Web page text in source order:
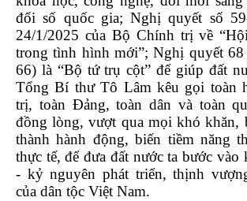
đổi số quốc gia; Nghị quyết số
24/1/2025 của Bộ Chính trị về
trong tình hình mới”; Nghị quyết
66) là “Bộ tứ trụ cột” để giúp đất
Tổng Bí thư Tô Lâm kêu gọi toàn
trị, toàn Đảng, toàn dân và toàn
đồng lòng, vượt qua mọi khó khăn,
thành hành động, biến tiềm năng
thực tế, để đưa đất nước ta bước
- kỷ nguyên phát triển, thịnh
của dân tộc Việt Nam.